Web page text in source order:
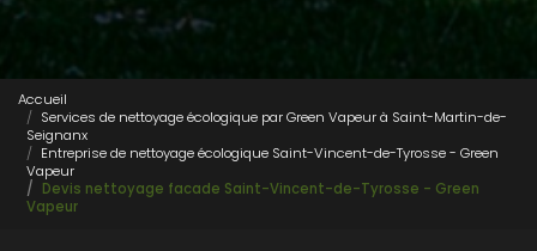
Accueil
Services de nettoyage écologique par Green Vapeur à Saint-Martin-de-
Seignanx
Entreprise de nettoyage écologique Saint-Vincent-de-Tyrosse - Green
Vapeur
Devis nettoyage facade Saint-Vincent-de-Tyrosse - Green
Vapeur